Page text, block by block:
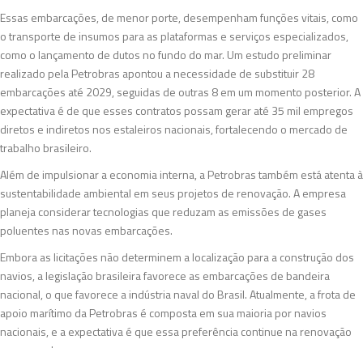
Essas embarcações, de menor porte, desempenham funções vitais, como
o transporte de insumos para as plataformas e serviços especializados,
como o lançamento de dutos no fundo do mar. Um estudo preliminar
realizado pela Petrobras apontou a necessidade de substituir 28
embarcações até 2029, seguidas de outras 8 em um momento posterior. A
expectativa é de que esses contratos possam gerar até 35 mil empregos
diretos e indiretos nos estaleiros nacionais, fortalecendo o mercado de
trabalho brasileiro.
Além de impulsionar a economia interna, a Petrobras também está atenta à
sustentabilidade ambiental em seus projetos de renovação. A empresa
planeja considerar tecnologias que reduzam as emissões de gases
poluentes nas novas embarcações.
Embora as licitações não determinem a localização para a construção dos
navios, a legislação brasileira favorece as embarcações de bandeira
nacional, o que favorece a indústria naval do Brasil. Atualmente, a frota de
apoio marítimo da Petrobras é composta em sua maioria por navios
nacionais, e a expectativa é que essa preferência continue na renovação